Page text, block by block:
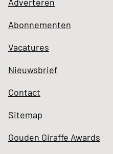
Abonnementen
Vacatures
Nieuwsbrief
Contact
Sitemap
Gouden Giraffe Awards